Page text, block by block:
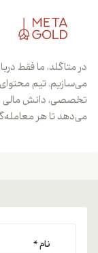
در متاگلد، ما فقط
می‌سازیم. تیم
تخصصی، دانش مالی را
می‌دهد تا هر
نام*